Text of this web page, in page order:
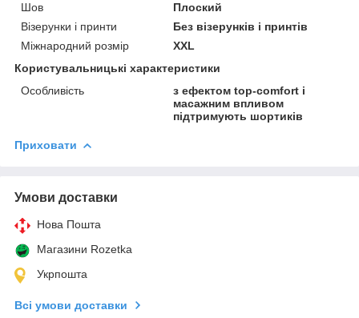
Шов
Плоский
Візерунки і принти
Без візерунків і принтів
Міжнародний розмір
XXL
Користувальницькі характеристики
Особливість
з ефектом top-comfort і
масажним впливом
підтримують шортиків
Приховати
Умови доставки
Нова Пошта
Магазини Rozetka
Укрпошта
Всі умови доставки